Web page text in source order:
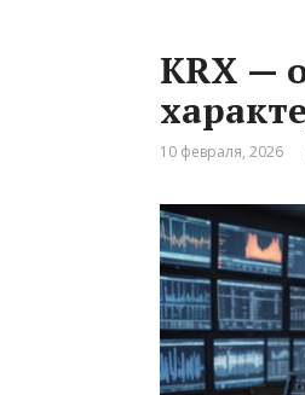
KRX —
10 февраля, 2026